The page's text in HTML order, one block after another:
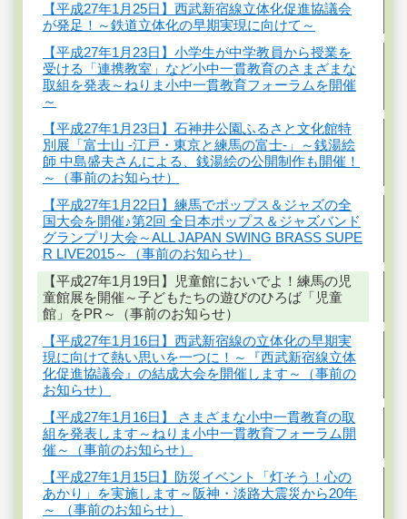
【平成27年1月25日】西武新宿線立体化促進協議会
が発足！～鉄道立体化の早期実現に向けて～
【平成27年1月23日】小学生が中学教員から授業を
受ける「連携教室」など小中一貫教育のさまざまな
取組を発表～ねりま小中一貫教育フォーラムを開催
～
【平成27年1月23日】石神井公園ふるさと文化館特
別展「富士山 -江戸・東京と練馬の富士-」～銭湯絵
師 中島盛夫さんによる、銭湯絵の公開制作も開催！
～（事前のお知らせ）
【平成27年1月22日】練馬でポップス＆ジャズの全
国大会を開催♪第2回 全日本ポップス＆ジャズバンド
グランプリ大会～ALL JAPAN SWING BRASS SUPE
R LIVE2015～（事前のお知らせ）
【平成27年1月19日】児童館においでよ！練馬の児
童館展を開催～子どもたちの遊びのひろば「児童
館」をPR～（事前のお知らせ）
【平成27年1月16日】西武新宿線の立体化の早期実
現に向けて熱い思いを一つに！～『西武新宿線立体
化促進協議会』の結成大会を開催します～（事前の
お知らせ）
【平成27年1月16日】 さまざまな小中一貫教育の取
組を発表します～ねりま小中一貫教育フォーラム開
催～（事前のお知らせ）
【平成27年1月15日】防災イベント「灯そう！心の
あかり」を実施します～阪神・淡路大震災から20年
～ （事前のお知らせ）